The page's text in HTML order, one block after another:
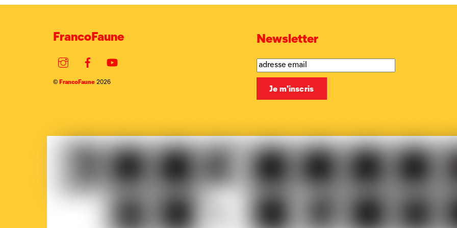
FrancoFaune
InstagramFacebook
© FrancoFaune2026
Newsletter
Wallonie-
nationalede
Article